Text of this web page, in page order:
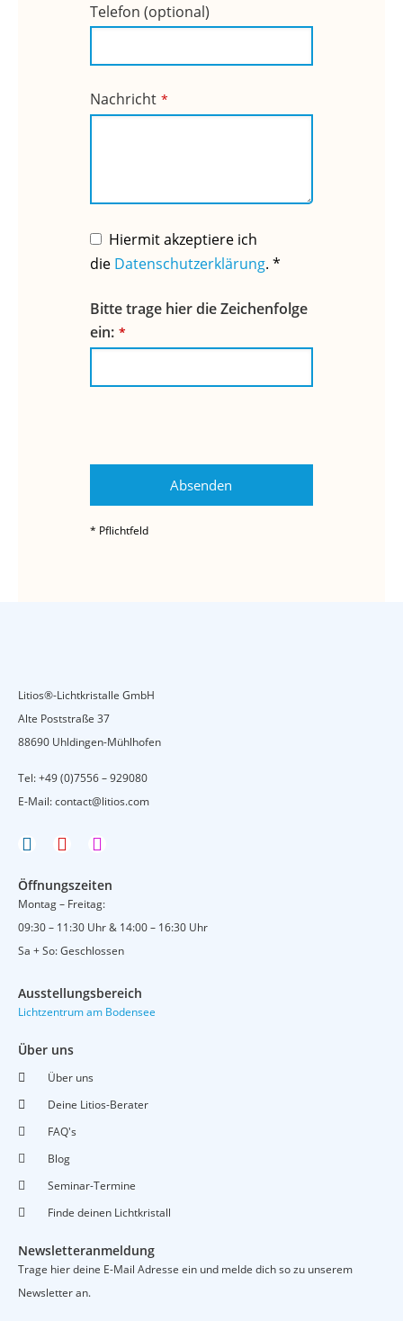
Telefon (optional)
Nachricht *
Hiermit akzeptiere ich
die Datenschutzerklärung. *
Bitte trage hier die Zeichenfolge
ein: *
Absenden
* Pflichtfeld
Litios®-Lichtkristalle GmbH
Alte Poststraße 37
88690 Uhldingen-Mühlhofen
Tel:+49 (0)7556 – 929080
E-Mail:contact@litios.com
F
c
e
b
o
o
Y
u
t
u
b
e
I
s
t
a
g
r
m
Öffnungszeiten
Montag – Freitag:
09:30 – 11:30 Uhr & 14:00 – 16:30 Uhr
Sa + So: Geschlossen
Ausstellungsbereich
Lichtzentrum am Bodensee
Über uns
Über uns
Deine Litios-Berater
FAQ's
Blog
Seminar-Termine
Finde deinen Lichtkristall
Newsletteranmeldung
Trage hier deine E-Mail Adresse ein und melde dich so zu unserem
Newsletter an.